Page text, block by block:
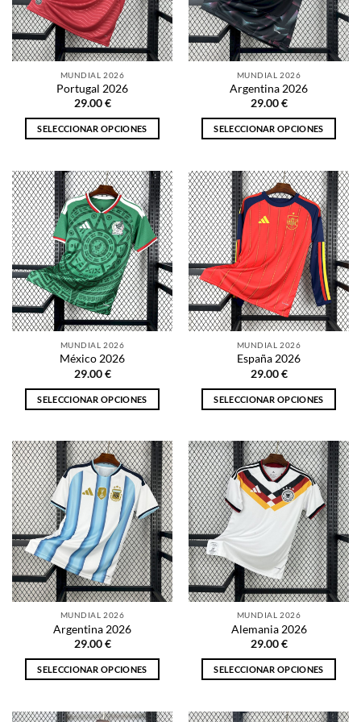
pueden
elegir
en
la
página
de
pueden
elegir
en
la
página
de
MUNDIAL 2026
Portugal 2026
29.00€
SELECCIONAR OPCIONES
tiene
múltiples
variantes.
Las
opciones
se
pueden
elegir
en
la
página
de
MUNDIAL 2026
Argentina 2026
29.00€
SELECCIONAR OPCIONES
tiene
múltiples
variantes.
Las
opciones
se
pueden
elegir
en
la
página
de
MUNDIAL 2026
México 2026
29.00€
SELECCIONAR OPCIONES
tiene
múltiples
variantes.
Las
opciones
se
pueden
elegir
en
la
página
de
MUNDIAL 2026
España 2026
29.00€
SELECCIONAR OPCIONES
tiene
múltiples
variantes.
Las
opciones
pueden
elegir
en
la
página
de
MUNDIAL 2026
Argentina 2026
29.00€
SELECCIONAR OPCIONES
MUNDIAL 2026
Alemania 2026
29.00€
SELECCIONAR OPCIONES